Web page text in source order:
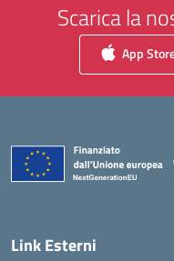
Scarica la
App
Link Esterni